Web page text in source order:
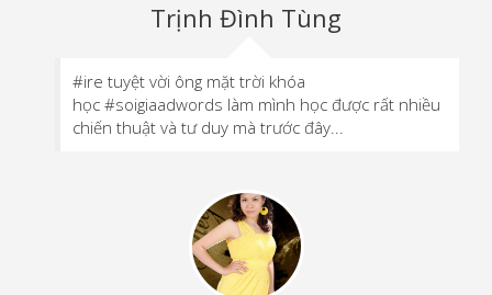
Trịnh Đình Tùng
#ire tuyệt vời ông mặt trời khóa
học #soigiaadwords làm mình học được rất nhiều
chiến thuật và tư duy mà trước đây...